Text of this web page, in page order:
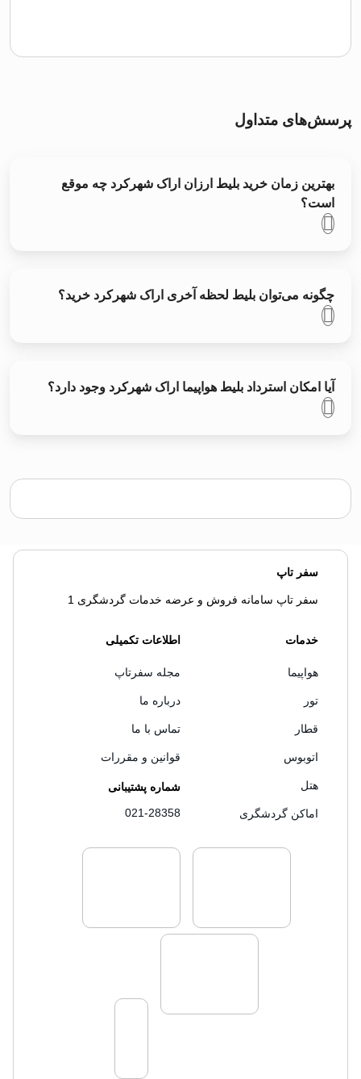
پرسش‌های متداول
بهترین زمان خرید بلیط ارزان اراک شهرکرد چه موقع
است؟
چگونه می‌توان بلیط لحظه آخری اراک شهرکرد خرید؟
آیا امکان استرداد بلیط هواپیما اراک شهرکرد وجود دارد؟
سفر تاپ
سفر تاپ سامانه فروش و عرضه خدمات گردشگری 1
خدمات
هواپیما
تور
قطار
اتوبوس
هتل
اماکن گردشگری
اطلاعات تکمیلی
مجله سفرتاپ
درباره ما
تماس با ما
قوانین و مقررات
شماره پشتیبانی
021-28358
لایسنس های فروش سفرتاپلایسنس های
لایسنس های فروش سفرتاپ